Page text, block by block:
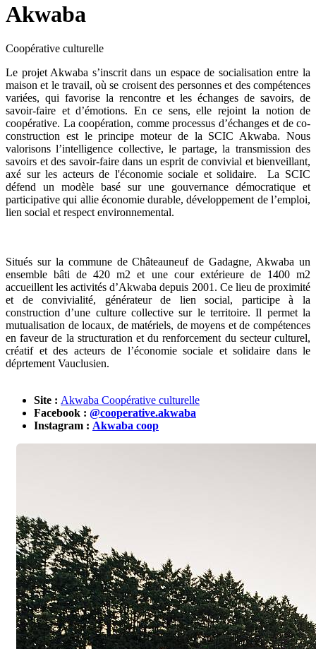
Akwaba
Coopérative culturelle
Le projet Akwaba s’inscrit dans un espace de socialisation entre la
maison et le travail, où se croisent des personnes et des compétences
variées, qui favorise la rencontre et les échanges de savoirs, de
savoir-faire et d’émotions. En ce sens, elle rejoint la notion de
coopérative. La coopération, comme processus d’échanges et de co-
construction est le principe moteur de la SCIC Akwaba. Nous
valorisons l’intelligence collective, le partage, la transmission des
savoirs et des savoir-faire dans un esprit de convivial et bienveillant,
axé sur les acteurs de l'économie sociale et solidaire. La SCIC
défend un modèle basé sur une gouvernance démocratique et
participative qui allie économie durable, développement de l’emploi,
lien social et respect environnemental.
Situés sur la commune de Châteauneuf de Gadagne, Akwaba un
ensemble bâti de 420 m2 et une cour extérieure de 1400 m2
accueillent les activités d’Akwaba depuis 2001. Ce lieu de proximité
et de convivialité, générateur de lien social, participe à la
construction d’une culture collective sur le territoire. Il permet la
mutualisation de locaux, de matériels, de moyens et de compétences
en faveur de la structuration et du renforcement du secteur culturel,
créatif et des acteurs de l’économie sociale et solidaire dans le
déprtement Vauclusien.
Site : Akwaba Coopérative culturelle
Facebook : @cooperative.akwaba
Instagram : Akwaba coop